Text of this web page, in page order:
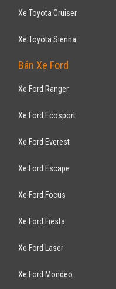
Xe Toyota Cruiser
Xe Toyota Sienna
Bán Xe Ford
Xe Ford Ranger
Xe Ford Ecosport
Xe Ford Everest
Xe Ford Escape
Xe Ford Focus
Xe Ford Fiesta
Xe Ford Laser
Xe Ford Mondeo